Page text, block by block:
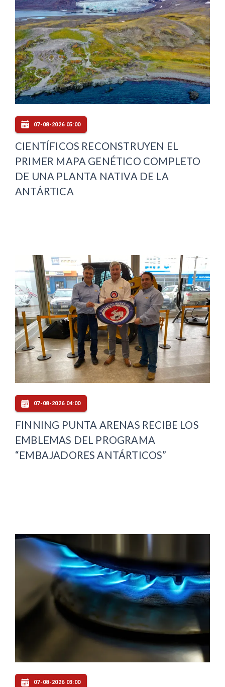
07-08-2026 05:00
CIENTÍFICOS RECONSTRUYEN EL
PRIMER MAPA GENÉTICO COMPLETO
DE UNA PLANTA NATIVA DE LA
ANTÁRTICA
07-08-2026 04:00
FINNING PUNTA ARENAS RECIBE LOS
EMBLEMAS DEL PROGRAMA
“EMBAJADORES ANTÁRTICOS”
07-08-2026 03:00